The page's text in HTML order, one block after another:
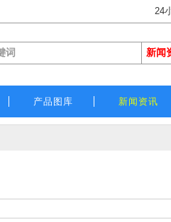
24
产品图库 新闻资讯